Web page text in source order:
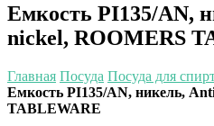
Емкость PI135/AN,
nickel, ROOMERS
Главная Посуда Посуда для
Емкость PI135/AN, никель,
TABLEWARE